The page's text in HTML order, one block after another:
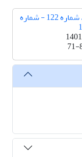
دوره 31، شماره 122 - شماره
71-